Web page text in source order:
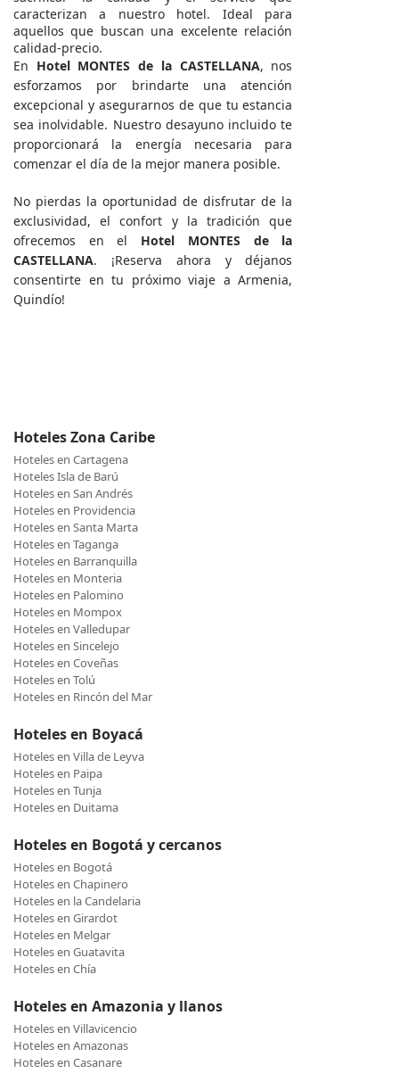
caracterizan a nuestro hotel. Ideal para
aquellos que buscan una excelente relación
calidad-precio.
En Hotel MONTES de la CASTELLANA, nos
esforzamos por brindarte una atención
excepcional y asegurarnos de que tu estancia
sea inolvidable. Nuestro desayuno incluido te
proporcionará la energía necesaria para
comenzar el día de la mejor manera posible.
No pierdas la oportunidad de disfrutar de la
exclusividad, el confort y la tradición que
ofrecemos en el Hotel MONTES de la
CASTELLANA. ¡Reserva ahora y déjanos
consentirte en tu próximo viaje a Armenia,
Quindío!
Hoteles Zona Caribe
Hoteles en Cartagena
Hoteles Isla de Barú
Hoteles en San Andrés
Hoteles en Providencia
Hoteles en Santa Marta
Hoteles en Taganga
Hoteles en Barranquilla
Hoteles en Monteria
Hoteles en Palomino
Hoteles en Mompox
Hoteles en Valledupar
Hoteles en Sincelejo
Hoteles en Coveñas
Hoteles en Tolú
Hoteles en Rincón del Mar
Hoteles en Boyacá
Hoteles en Villa de Leyva
Hoteles en Paipa
Hoteles en Tunja
Hoteles en Duitama
Hoteles en Bogotá y cercanos
Hoteles en Bogotá
Hoteles en Chapinero
Hoteles en la Candelaria
Hoteles en Girardot
Hoteles en Melgar
Hoteles en Guatavita
Hoteles en Chía
Hoteles en Amazonia y llanos
Hoteles en Villavicencio
Hoteles en Amazonas
Hoteles en Casanare